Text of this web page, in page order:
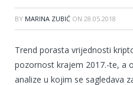
BY MARINA ZUBIĆ ON 28.05.2018
Trend porasta vrijednosti
pozornost krajem 2017.-te, a
analize u kojim se sagledava